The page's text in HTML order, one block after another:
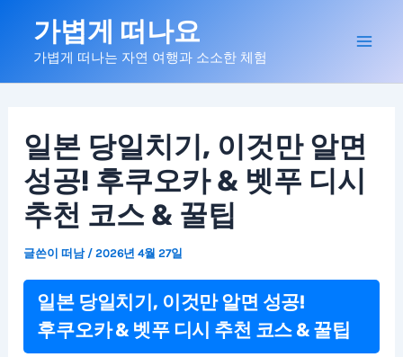
로
가볍게 떠나요
가볍게 떠나는 자연 여행과 소소한 체험
일본 당일치기, 이것만 알면
성공! 후쿠오카 & 벳푸 디시
추천 코스 & 꿀팁
글쓴이떠남 /2026년 4월 27일
일본 당일치기, 이것만 알면 성공!
후쿠오카 & 벳푸 디시 추천 코스 & 꿀팁